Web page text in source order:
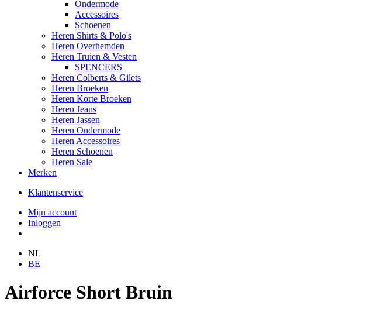
Ondermode
Accessoires
Schoenen
Heren Shirts & Polo's
Heren Overhemden
Heren Truien & Vesten
SPENCERS
Heren Colberts & Gilets
Heren Broeken
Heren Korte Broeken
Heren Jeans
Heren Jassen
Heren Ondermode
Heren Accessoires
Heren Schoenen
Heren Sale
Merken
Klantenservice
Mijn account
Inloggen
NL
BE
Airforce Short Bruin